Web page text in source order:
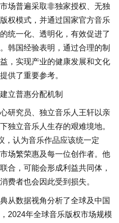
场普遍采取非独家授权、无独
权模式，并通过国家官方音乐
统一化、透明化，有效促进了
韩国经验表明，通过合理的制
，实现产业的健康发展和文化
供了重要参考。
立普惠分配机制
研究员、独立音乐人王轩以亲
独立音乐人生存的艰难境地。
，认为音乐作品应该统一定
场繁荣惠及每一位创作者。他
合，可能会形成利益共同体，
费者也会因此受到损失。
从数据视角分析了全球及中国
2024年全球音乐版权市场规模